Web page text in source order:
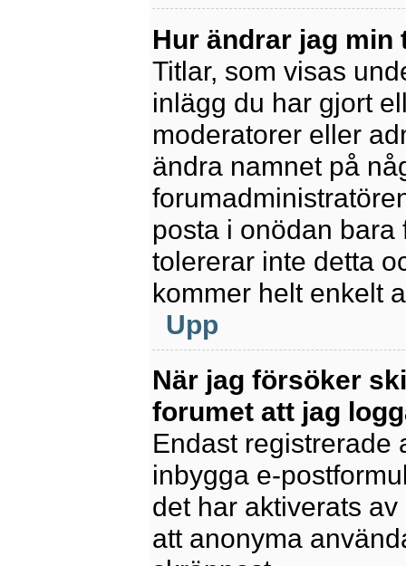
Hur ändrar jag min
Titlar, som visas
inlägg du har gjort
moderatorer eller
ändra namnet på
posta i onödan bara
tolererar inte detta
kommer helt enkelt
Upp
När jag försöker
forumet att jag
Endast registrerade
inbygga e-
det har aktiverats
att anonyma